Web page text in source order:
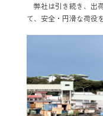
弊社は引き続き、出
て、安全・円滑な荷役